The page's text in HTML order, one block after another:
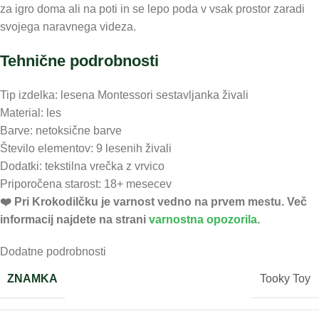
za igro doma ali na poti in se lepo poda v vsak prostor zaradi
svojega naravnega videza.
Tehnične podrobnosti
Tip izdelka: lesena Montessori sestavljanka živali
Material: les
Barve: netoksične barve
Število elementov: 9 lesenih živali
Dodatki: tekstilna vrečka z vrvico
Priporočena starost: 18+ mesecev
❤️ ️Pri Krokodilčku je varnost vedno na prvem mestu. Več
informacij najdete na strani varnostna opozorila.
Dodatne podrobnosti
ZNAMKA Tooky Toy